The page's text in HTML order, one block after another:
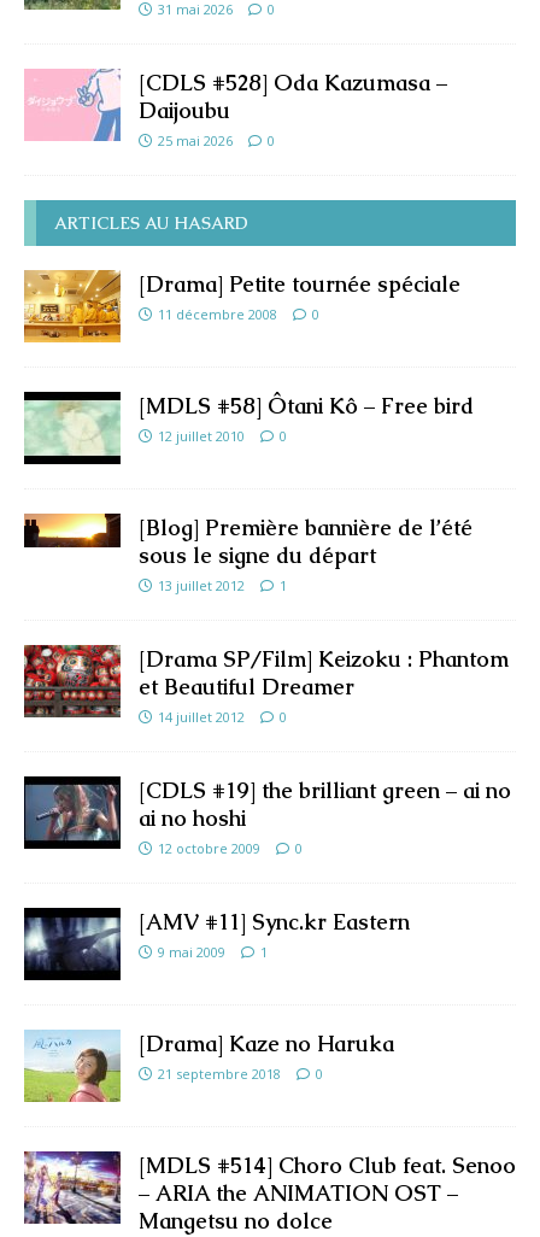
31 mai 2026 0
[CDLS #528] Oda Kazumasa –
Daijoubu
25 mai 2026 0
ARTICLES AU HASARD
[Drama] Petite tournée spéciale
11 décembre 2008 0
[MDLS #58] Ôtani Kô – Free bird
12 juillet 2010 0
[Blog] Première bannière de l’été
sous le signe du départ
13 juillet 2012 1
[Drama SP/Film] Keizoku : Phantom
et Beautiful Dreamer
14 juillet 2012 0
[CDLS #19] the brilliant green – ai no
ai no hoshi
12 octobre 2009 0
[AMV #11] Sync.kr Eastern
9 mai 2009 1
[Drama] Kaze no Haruka
21 septembre 2018 0
[MDLS #514] Choro Club feat. Senoo
– ARIA the ANIMATION OST –
Mangetsu no dolce